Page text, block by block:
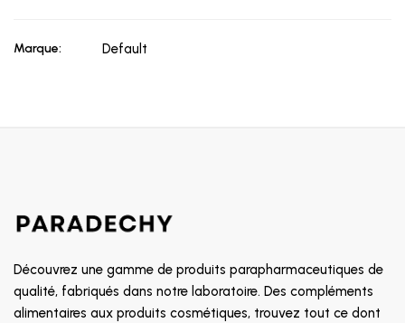
Marque: Default
Découvrez une gamme de produits parapharmaceutiques de
qualité, fabriqués dans notre laboratoire. Des compléments
alimentaires aux produits cosmétiques, trouvez tout ce dont